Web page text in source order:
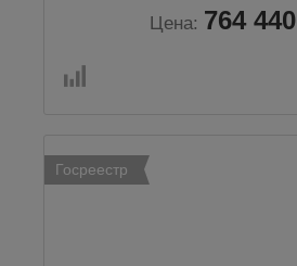
Цена: 764 440
Госреестр